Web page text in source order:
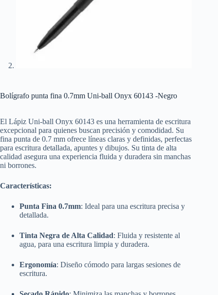
Bolígrafo punta fina 0.7mm Uni-ball Onyx 60143 -Negro
El Lápiz Uni-ball Onyx 60143 es una herramienta de escritura
excepcional para quienes buscan precisión y comodidad. Su
fina punta de 0.7 mm ofrece líneas claras y definidas, perfectas
para escritura detallada, apuntes y dibujos. Su tinta de alta
calidad asegura una experiencia fluida y duradera sin manchas
ni borrones.
Características:
Punta Fina 0.7mm: Ideal para una escritura precisa y
detallada.
Tinta Negra de Alta Calidad: Fluida y resistente al
agua, para una escritura limpia y duradera.
Ergonomía: Diseño cómodo para largas sesiones de
escritura.